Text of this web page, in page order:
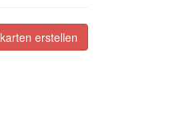
erstellen